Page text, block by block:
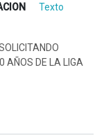
Texto
AÑOS DE LA LIGA